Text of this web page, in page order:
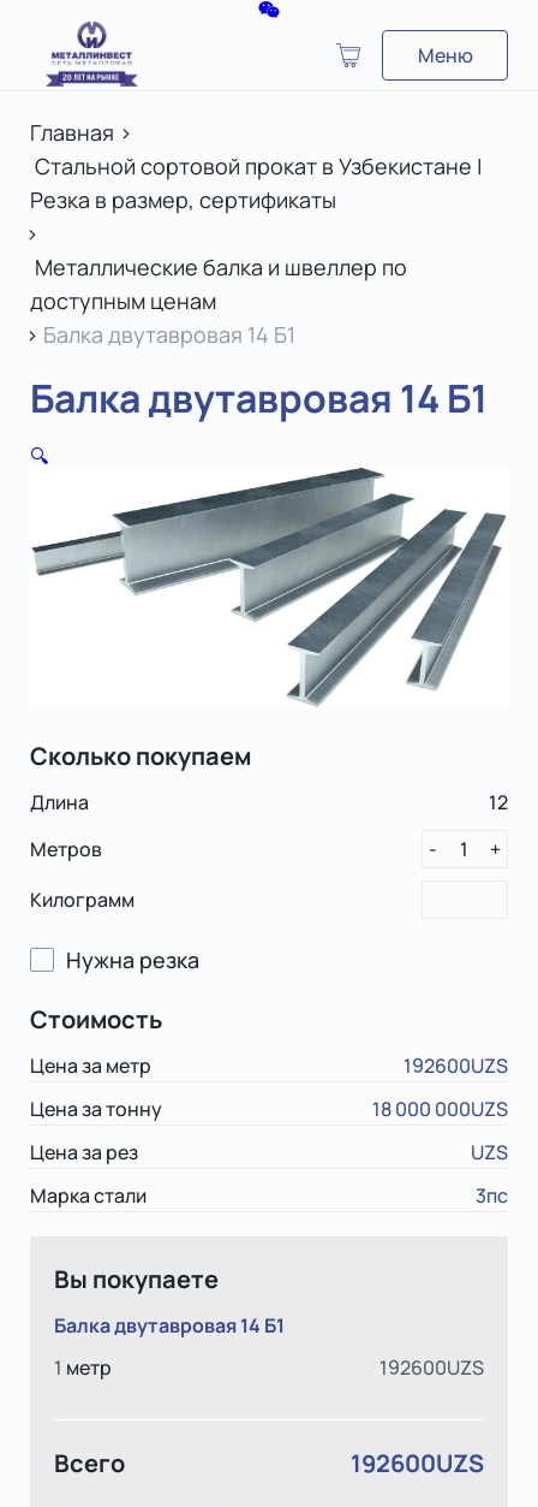
Меню
Главная >
Стальной сортовой прокат в Узбекистане |
Резка в размер, сертификаты
>
Металлические балка и швеллер по
доступным ценам
> Балка двутавровая 14 Б1
Балка двутавровая 14 Б1
🔍
Сколько покупаем
Длина
12
Метров
- 1
+
Килограмм
Нужна резка
Стоимость
Цена за метр
192600UZS
Цена за тонну
18 000 000UZS
Цена за рез
UZS
Марка стали
3пс
Вы покупаете
Балка двутавровая 14 Б1
1 метр 192600UZS
Всего 192600UZS